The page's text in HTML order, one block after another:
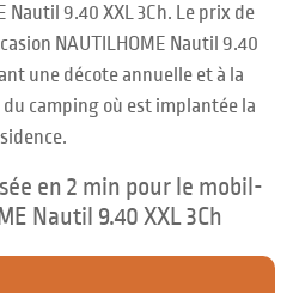
Nautil 9.40 XXL 3Ch. Le prix de
NAUTILHOME Nautil 9.40
une décote annuelle et à la
camping où est implantée la
en 2 min pour le mobil-
Nautil 9.40 XXL 3Ch